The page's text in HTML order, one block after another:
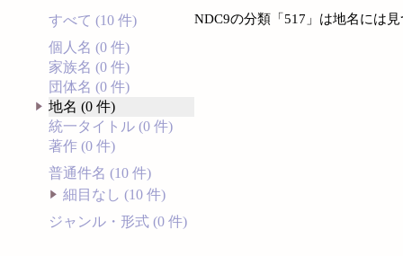
すべて (10 件)
個人名 (0 件)
家族名 (0 件)
団体名 (0 件)
地名 (0 件)
統一タイトル (0 件)
著作 (0 件)
普通件名 (10 件)
細目なし (10 件)
ジャンル・形式 (0 件)
NDC9の分類「517」は地名には